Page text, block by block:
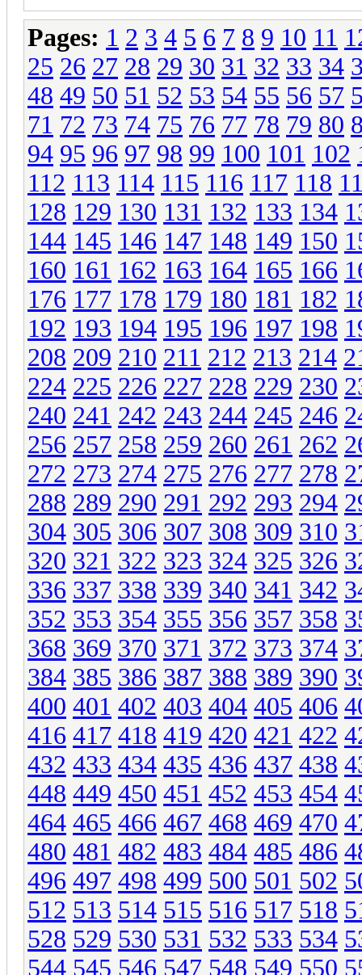
Pages: 1 2 3 4 5 6 7 8 9 10 11
25 26 27 28 29 30 31 32 33 34
48 49 50 51 52 53 54 55 56 57
71 72 73 74 75 76 77 78 79 80
94 95 96 97 98 99 100 101 102
112 113 114 115 116 117 118
128 129 130 131 132 133 134
144 145 146 147 148 149 150
160 161 162 163 164 165 166
176 177 178 179 180 181 182
192 193 194 195 196 197 198
208 209 210 211 212 213 214
224 225 226 227 228 229 230
240 241 242 243 244 245 246
256 257 258 259 260 261 262
272 273 274 275 276 277 278
288 289 290 291 292 293 294
304 305 306 307 308 309 310
320 321 322 323 324 325 326
336 337 338 339 340 341 342
352 353 354 355 356 357 358
368 369 370 371 372 373 374
384 385 386 387 388 389 390
400 401 402 403 404 405 406
416 417 418 419 420 421 422
432 433 434 435 436 437 438
448 449 450 451 452 453 454
464 465 466 467 468 469 470
480 481 482 483 484 485 486
496 497 498 499 500 501 502
512 513 514 515 516 517 518
528 529 530 531 532 533 534
544 545 546 547 548 549 550